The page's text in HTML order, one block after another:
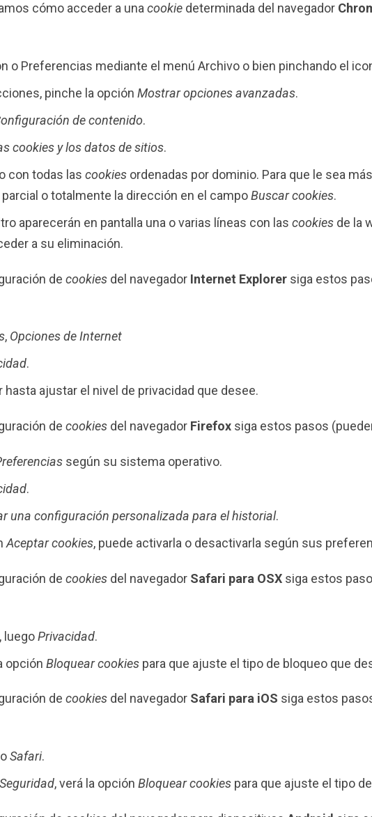
cómo acceder a unacookie determinada del navegador
o Preferencias mediante el menú Archivo o bien pinchando el
pinche la opciónMostrar opciones avanzadas.
de contenido.
cookies y los datos de sitios.
con todas lascookies ordenadas por dominio. Para que le sea
o totalmente la dirección en el campoBuscar cookies.
aparecerán en pantalla una o varias líneas con lascookies de la
a su eliminación.
decookies del navegador Internet Explorer siga estos
, Opciones de Internet
.
hasta ajustar el nivel de privacidad que desee.
decookies del navegador Firefox siga estos pasos
según su sistema operativo.
.
una configuración personalizada para el historial.
Aceptar cookies, puede activarla o desactivarla según sus
decookies del navegador Safari para OSX siga estos
, luegoPrivacidad.
opciónBloquear cookies para que ajuste el tipo de bloqueo que
decookies del navegador Safari para iOS siga estos
Safari.
, verá la opciónBloquear cookies para que ajuste el tipo